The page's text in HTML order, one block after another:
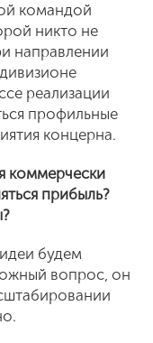
командой
никто не
направлении
реализации
профильные
концерна.
коммерчески
прибыль?
будем
вопрос, он